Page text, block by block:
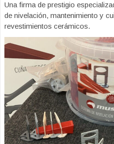
Una firma de prestigio
de nivelación, mantenimiento y
revestimientos cerámicos.